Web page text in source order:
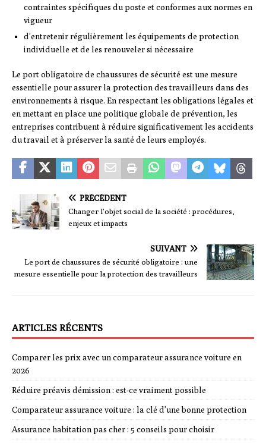
contraintes spécifiques du poste et conformes aux normes en
vigueur
d’entretenir régulièrement les équipements de protection
individuelle et de les renouveler si nécessaire
Le port obligatoire de chaussures de sécurité est une mesure
essentielle pour assurer la protection des travailleurs dans des
environnements à risque. En respectant les obligations légales et
en mettant en place une politique globale de prévention, les
entreprises contribuent à réduire significativement les accidents
du travail et à préserver la santé de leurs employés.
PRÉCÉDENT
Changer l’objet social de la société : procédures,
enjeux et impacts
SUIVANT
Le port de chaussures de sécurité obligatoire : une
mesure essentielle pour la protection des travailleurs
ARTICLES RÉCENTS
Comparer les prix avec un comparateur assurance voiture en
2026
Réduire préavis démission : est-ce vraiment possible
Comparateur assurance voiture : la clé d’une bonne protection
Assurance habitation pas cher : 5 conseils pour choisir